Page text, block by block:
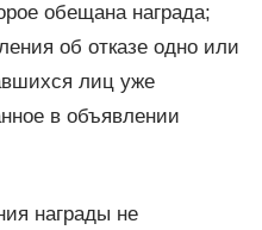
обещана награда;
об отказе одно или
лиц уже
в объявлении
награды не